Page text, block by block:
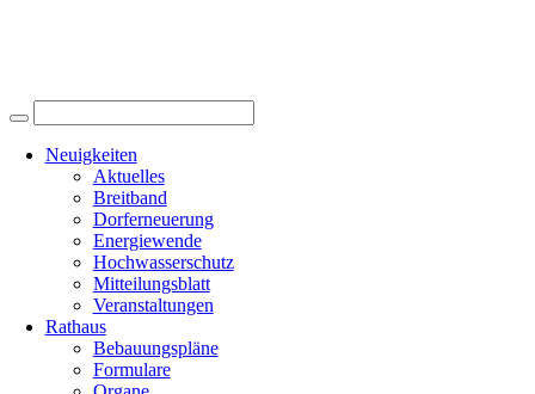
Neuigkeiten
Aktuelles
Breitband
Dorferneuerung
Energiewende
Hochwasserschutz
Mitteilungsblatt
Veranstaltungen
Rathaus
Bebauungspläne
Formulare